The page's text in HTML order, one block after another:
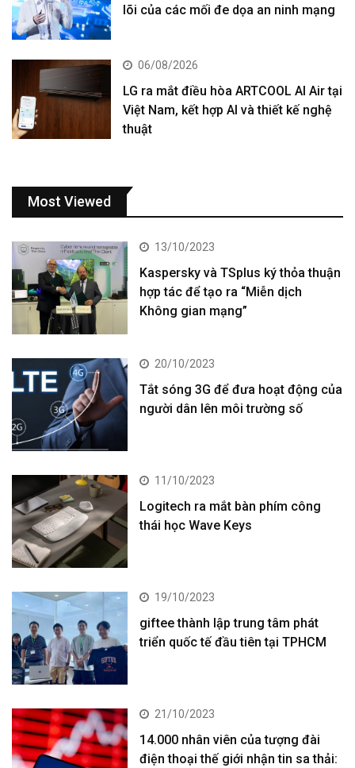
lõi của các mối đe dọa an ninh mạng
06/08/2026
LG ra mắt điều hòa ARTCOOL AI Air tại
Việt Nam, kết hợp AI và thiết kế nghệ
thuật
Most Viewed
13/10/2023
Kaspersky và TSplus ký thỏa thuận
hợp tác để tạo ra “Miễn dịch
Không gian mạng”
20/10/2023
Tắt sóng 3G để đưa hoạt động của
người dân lên môi trường số
11/10/2023
Logitech ra mắt bàn phím công
thái học Wave Keys
19/10/2023
giftee thành lập trung tâm phát
triển quốc tế đầu tiên tại TPHCM
21/10/2023
14.000 nhân viên của tượng đài
điện thoại thế giới nhận tin sa thải: